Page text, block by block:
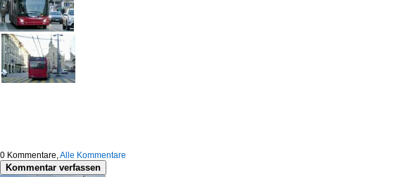
0 Kommentare,Alle Kommentare
Kommentar verfassen